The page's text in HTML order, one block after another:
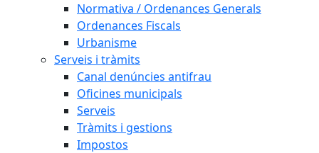
Normativa / Ordenances Generals
Ordenances Fiscals
Urbanisme
Serveis i tràmits
Canal denúncies antifrau
Oficines municipals
Serveis
Tràmits i gestions
Impostos